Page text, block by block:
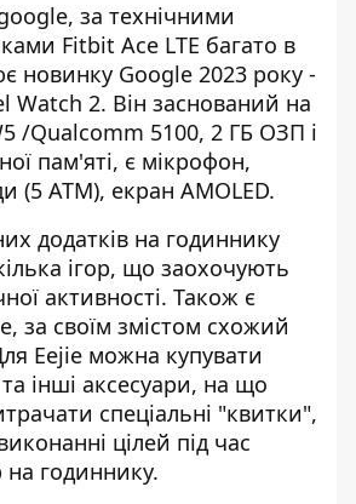
за технічними
Fitbit Ace LTE багато в
новинку Google 2023 року -
Watch 2. Він заснований на
/Qualcomm 5100, 2 ГБ ОЗП і
пам'яті, є мікрофон,
(5 АТМ), екран AMOLED.
додатків на годиннику
ігор, що заохочують
активності. Також є
за своїм змістом схожий
Eejie можна купувати
інші аксесуари, на що
спеціальні "квитки",
цілей під час
на годиннику.